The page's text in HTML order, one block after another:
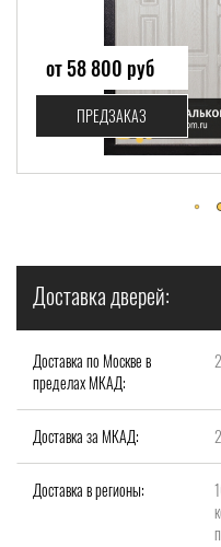
от 58 999 руб
ПРЕДЗАКАЗ
Доставка дверей:
Доставка по Москве в
пределах МКАД:
Доставка за МКАД:
Доставка в регионы: